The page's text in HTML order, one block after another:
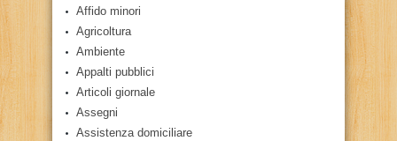
Affido minori
Agricoltura
Ambiente
Appalti pubblici
Articoli giornale
Assegni
Assistenza domiciliare